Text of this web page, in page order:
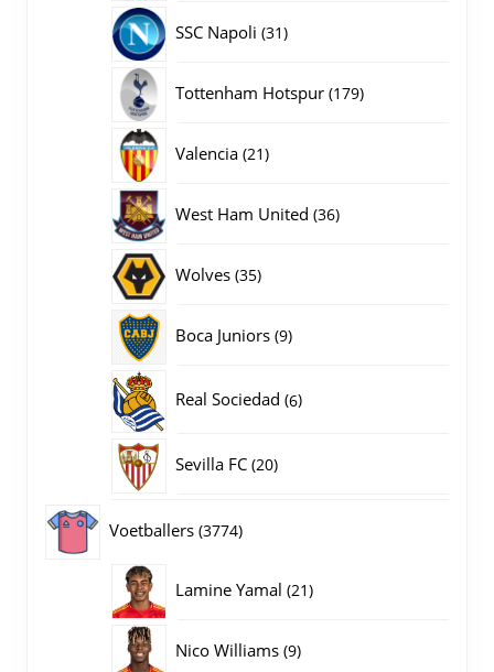
SSC Napoli 3131
Tottenham Hotspur 179179
Valencia 2121
West Ham United 3636
Wolves 3535
Boca Juniors 99
Real Sociedad 66
Sevilla FC 2020
Voetballers 37743774
Lamine Yamal 2121
Nico Williams 99